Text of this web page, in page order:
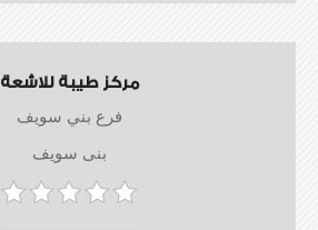
مركز طيبة للاشعة
فرع بني سويف
بنى سويف